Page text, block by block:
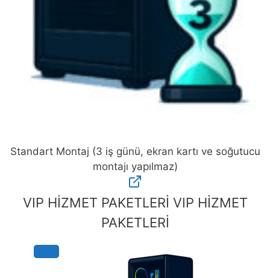
Standart Montaj (3 iş günü, ekran kartı ve soğutucu
montajı yapılmaz)
MontajVIP HİZMET PAKETLERİ VIP HİZMET
PAKETLERİ